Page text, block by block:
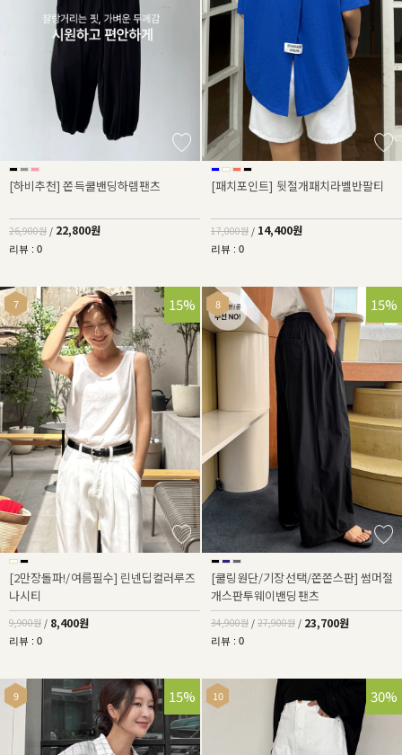
[하비추천] 쫀득쿨밴딩하렘팬츠
26,900원 / 22,800원
리뷰 : 0
[패치포인트] 뒷절개패치라벨반팔티
17,000원 / 14,400원
리뷰 : 0
15%
[2만장돌파!/여름필수] 린넨딥컬러루즈
나시티
9,900원 / 8,400원
리뷰 : 0
32%
15%
[쿨링원단/기장선택/쫀쫀스판] 썸머절
개스판투웨이밴딩팬츠
34,900원 / 27,900원 / 23,700원
리뷰 : 0
15% 30%